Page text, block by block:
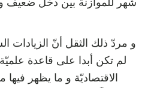
شهر للموازنة بين دخل ضعيف
و مردّ ذلك الثقل أنّ الزيادات
لم تكن أبدا على قاعدة
الاقتصاديّة و ما يظهر